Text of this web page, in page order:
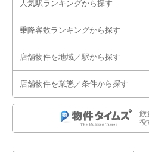
人気駅ランキングから探す
乗降客数ランキングから探す
店舗物件を地域／駅から探す
店舗物件を業態／条件から探す